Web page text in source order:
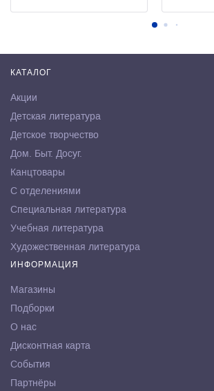
КАТАЛОГ
Акции
Детская литература
Детское творчество
Дом. Быт. Досуг.
Канцтовары
С отделениями
Специальная литература
Учебная литература
Художественная литература
ИНФОРМАЦИЯ
Магазины
Подборки
О нас
Дисконтная карта
События
Партнёры